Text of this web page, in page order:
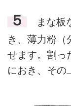
５
まな板
き、薄力粉（
せます。割っ
におき、その